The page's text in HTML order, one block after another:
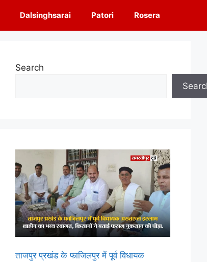
Dalsinghsarai Patori Rosera
Search
ताजपुर प्रखंड के फाजिलपुर में पूर्व विधायक